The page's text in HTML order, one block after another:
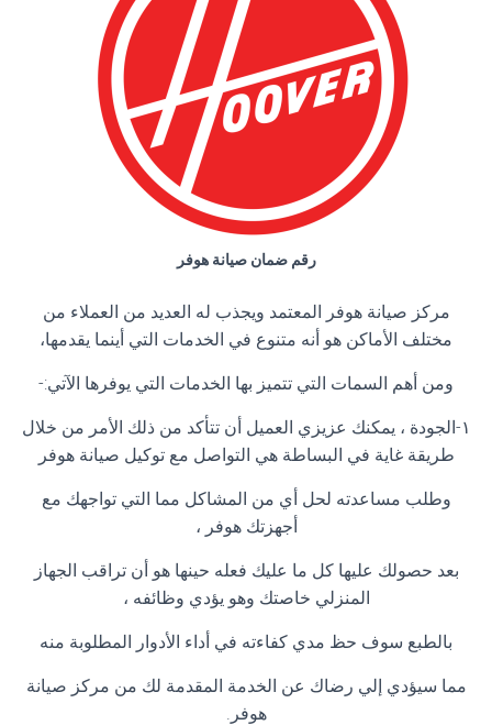
رقم ضمان صيانة هوفر
مركز صيانة هوفر المعتمد ويجذب له العديد من العملاء من
مختلف الأماكن هو أنه متنوع في الخدمات التي أينما يقدمها،
ومن أهم السمات التي تتميز بها الخدمات التي يوفرها الآتي:-
١-الجودة ، يمكنك عزيزي العميل أن تتأكد من ذلك الأمر من خلال
طريقة غاية في البساطة هي التواصل مع توكيل صيانة هوفر
وطلب مساعدته لحل أي من المشاكل مما التي تواجهك مع
أجهزتك هوفر ،
بعد حصولك عليها كل ما عليك فعله حينها هو أن تراقب الجهاز
المنزلي خاصتك وهو يؤدي وظائفه ،
بالطبع سوف حظ مدي كفاءته في أداء الأدوار المطلوبة منه
مما سيؤدي إلي رضاك عن الخدمة المقدمة لك من مركز صيانة
هوفر.